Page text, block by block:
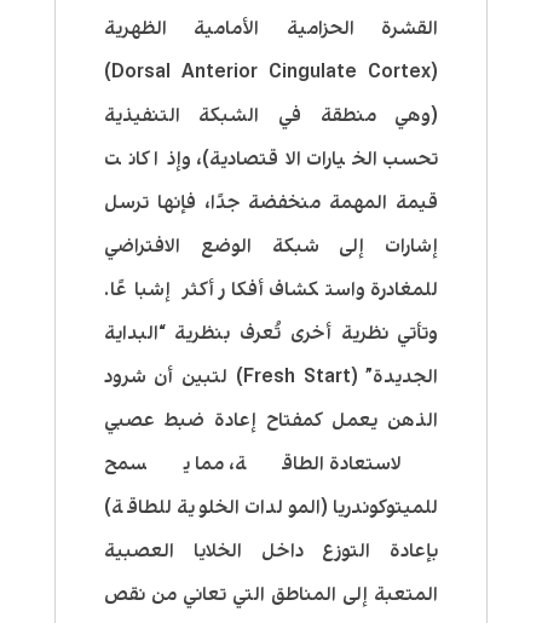
القشرة الحزامية الأمامية الظهرية
(Dorsal Anterior Cingulate Cortex)
(وهي منطقة في الشبكة التنفيذية
تحسب الخيارات الاقتصادية)، وإذا كانت
قيمة المهمة منخفضة جدًا، فإنها ترسل
إشارات إلى شبكة الوضع الافتراضي
للمغادرة واستكشاف أفكار أكثر إشباعًا.
وتأتي نظرية أخرى تُعرف بنظرية “البداية
الجديدة” (Fresh Start) لتبين أن شرود
الذهن يعمل كمفتاح إعادة ضبط عصبي
لاستعادة الطاقة، مما يسمح
للميتوكوندريا (المولدات الخلوية للطاقة)
بإعادة التوزع داخل الخلايا العصبية
المتعبة إلى المناطق التي تعاني من نقص